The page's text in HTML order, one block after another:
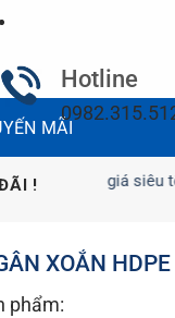
Hotline
!
phẩm giá siêu tốt,
MÃI
XOẮN
phẩm: